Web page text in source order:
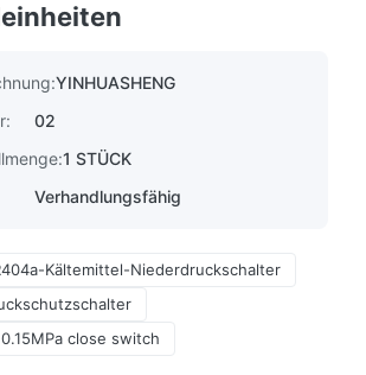
YINHUASHENG
02
1 STÜCK
Verhandlungsfähig
Kältemittel-Niederdruckschalter
close switch